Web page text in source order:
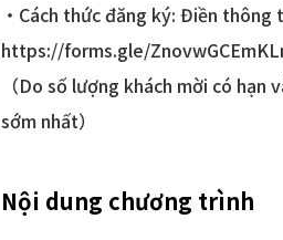
・Cách thức đăng ký: Điền
https://forms.gle/
（Do số lượng khách mời có
sớm nhất）
Nội dung chương trình